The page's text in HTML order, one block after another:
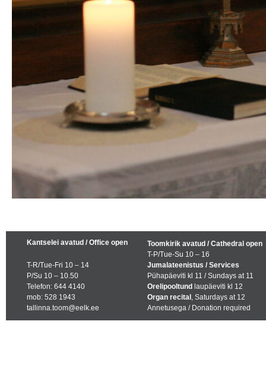
Kantselei avatud / Office open
T-R/Tue-Fri 10 – 14
P/Su 10 – 10.50
Telefon: 644 4140
mob: 528 1943
tallinna.toom@eelk.ee
Toomkirik avatud / Cathedral open
T-P/Tue-Su 10 – 16
Jumalateenistus / Services
Pühapäeviti kl 11 / Sundays at 11
Orelipooltund laupäeviti kl 12
Organ recital , Saturdays at 12
Annetusega / Donation required